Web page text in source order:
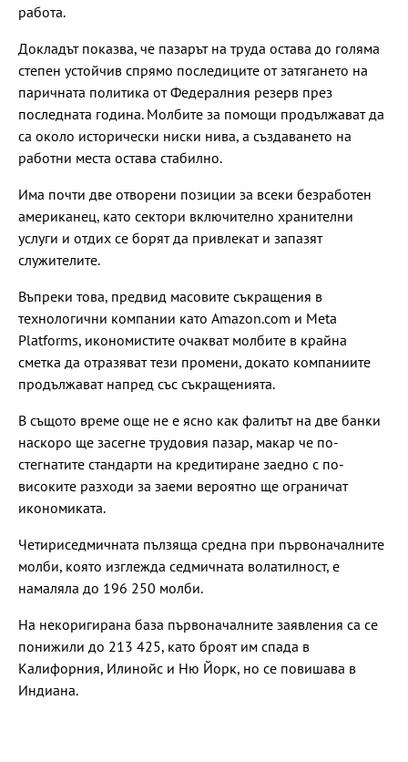
работа.
Докладът показва, че пазарът на труда остава до голяма
степен устойчив спрямо последиците от затягането на
паричната политика от Федералния резерв през
последната година. Молбите за помощи продължават да
са около исторически ниски нива, а създаването на
работни места остава стабилно.
Има почти две отворени позиции за всеки безработен
американец, като сектори включително хранителни
услуги и отдих се борят да привлекат и запазят
служителите.
Въпреки това, предвид масовите съкращения в
технологични компании като Amazon.com и Meta
Platforms, икономистите очакват молбите в крайна
сметка да отразяват тези промени, докато компаниите
продължават напред със съкращенията.
В същото време още не е ясно как фалитът на две банки
наскоро ще засегне трудовия пазар, макар че по-
стегнатите стандарти на кредитиране заедно с по-
високите разходи за заеми вероятно ще ограничат
икономиката.
Четириседмичната пълзяща средна при първоначалните
молби, която изглежда седмичната волатилност, е
намаляла до 196 250 молби.
На некоригирана база първоначалните заявления са се
понижили до 213 425, като броят им спада в
Калифорния, Илинойс и Ню Йорк, но се повишава в
Индиана.